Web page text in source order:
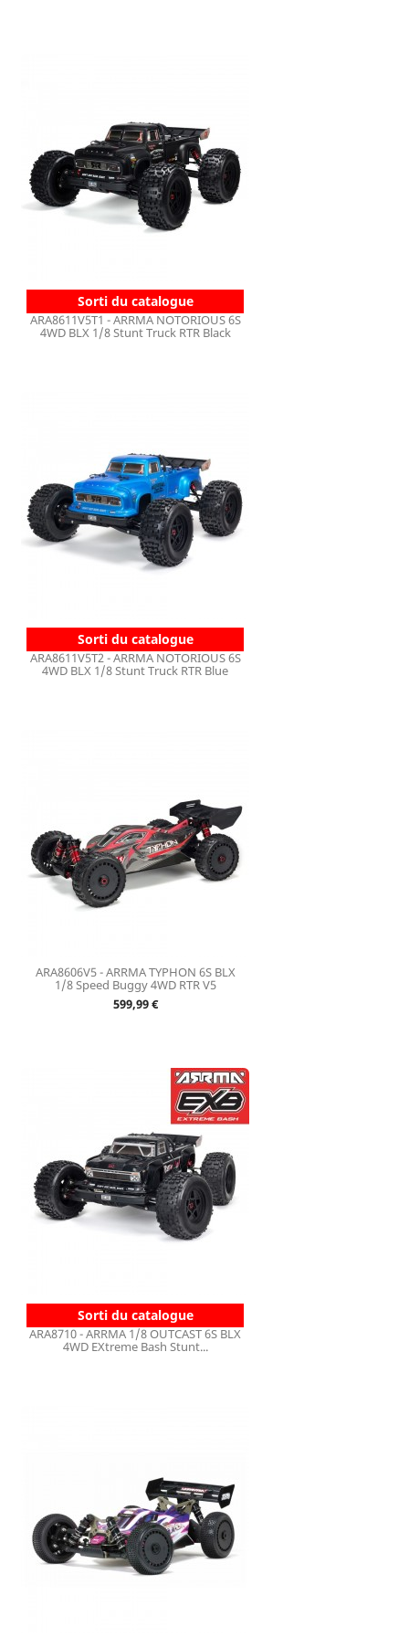
Sorti du catalogue
ARA8611V5T1 - ARRMA NOTORIOUS 6S
4WD BLX 1/8 Stunt Truck RTR Black
Sorti du catalogue
ARA8611V5T2 - ARRMA NOTORIOUS 6S
4WD BLX 1/8 Stunt Truck RTR Blue
ARA8606V5 - ARRMA TYPHON 6S BLX
1/8 Speed Buggy 4WD RTR V5
Prix
599,99 €
Sorti du catalogue
ARA8710 - ARRMA 1/8 OUTCAST 6S BLX
4WD EXtreme Bash Stunt...